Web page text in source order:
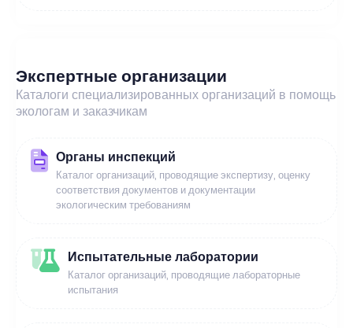
Экспертные организации
Каталоги специализированных организаций в помощь
экологам и заказчикам
Органы инспекций
Каталог организаций, проводящие экспертизу, оценку
соответствия документов и документации
экологическим требованиям
Испытательные лаборатории
Каталог организаций, проводящие лабораторные
испытания